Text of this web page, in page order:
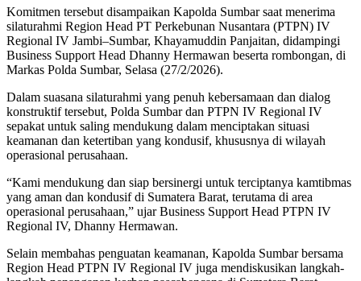
Komitmen tersebut disampaikan Kapolda Sumbar saat menerima
silaturahmi Region Head PT Perkebunan Nusantara (PTPN) IV
Regional IV Jambi–Sumbar, Khayamuddin Panjaitan, didampingi
Business Support Head Dhanny Hermawan beserta rombongan, di
Markas Polda Sumbar, Selasa (27/2/2026).
Dalam suasana silaturahmi yang penuh kebersamaan dan dialog
konstruktif tersebut, Polda Sumbar dan PTPN IV Regional IV
sepakat untuk saling mendukung dalam menciptakan situasi
keamanan dan ketertiban yang kondusif, khususnya di wilayah
operasional perusahaan.
“Kami mendukung dan siap bersinergi untuk terciptanya kamtibmas
yang aman dan kondusif di Sumatera Barat, terutama di area
operasional perusahaan,” ujar Business Support Head PTPN IV
Regional IV, Dhanny Hermawan.
Selain membahas penguatan keamanan, Kapolda Sumbar bersama
Region Head PTPN IV Regional IV juga mendiskusikan langkah-